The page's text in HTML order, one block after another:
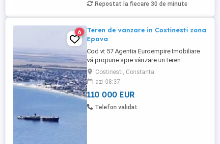
Repostat la fiecare 30 de minute
6
Teren de vanzare in Costinesti zona
Epava
Cod vt 57 Agentia Euroempire Imobiliare
vă propune spre vânzare un teren
intravilan construibil în statiunea
Costinesti zona Epava avand o suprafata
de 1050 mp cu deschidere la 2 strazi,
Terenul este ideal pentru investiție sau
pentru construirea unei locuințe
Costinesti, Constanta
azi 08:37
110 000 EUR
Telefon validat